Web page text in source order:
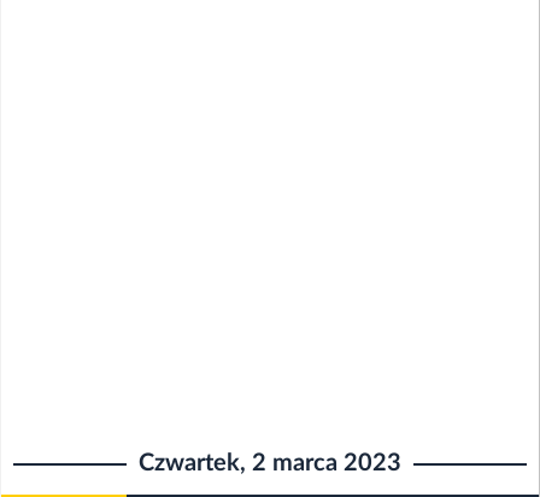
Czwartek, 2 marca 2023